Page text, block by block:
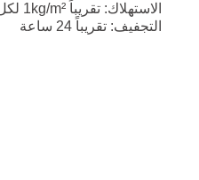
التجفيف: تقريباً 24 ساعة